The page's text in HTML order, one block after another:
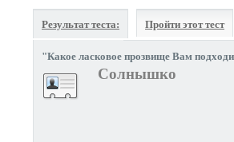
Результат теста: Пройти этот тест
"Какое ласковое прозвище Вам
Солнышко